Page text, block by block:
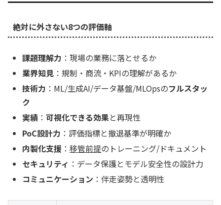
絶対に外さない8つの評価軸
課題理解力 ：現場の業務に落とせるか
業界知見 ：規制・商流・KPIの理解があるか
技術力 ：ML/生成AI/データ基盤/MLOpsのフルスタッ
ク
実績 ：可視化できる効果と再現性
PoC設計力 ：評価指標と撤退基準が明確か
内製化支援 ：移管前提のトレーニング/ドキュメント
セキュリティ ：データ保護とモデル安全性の設計力
コミュニケーション ：伴走姿勢と透明性